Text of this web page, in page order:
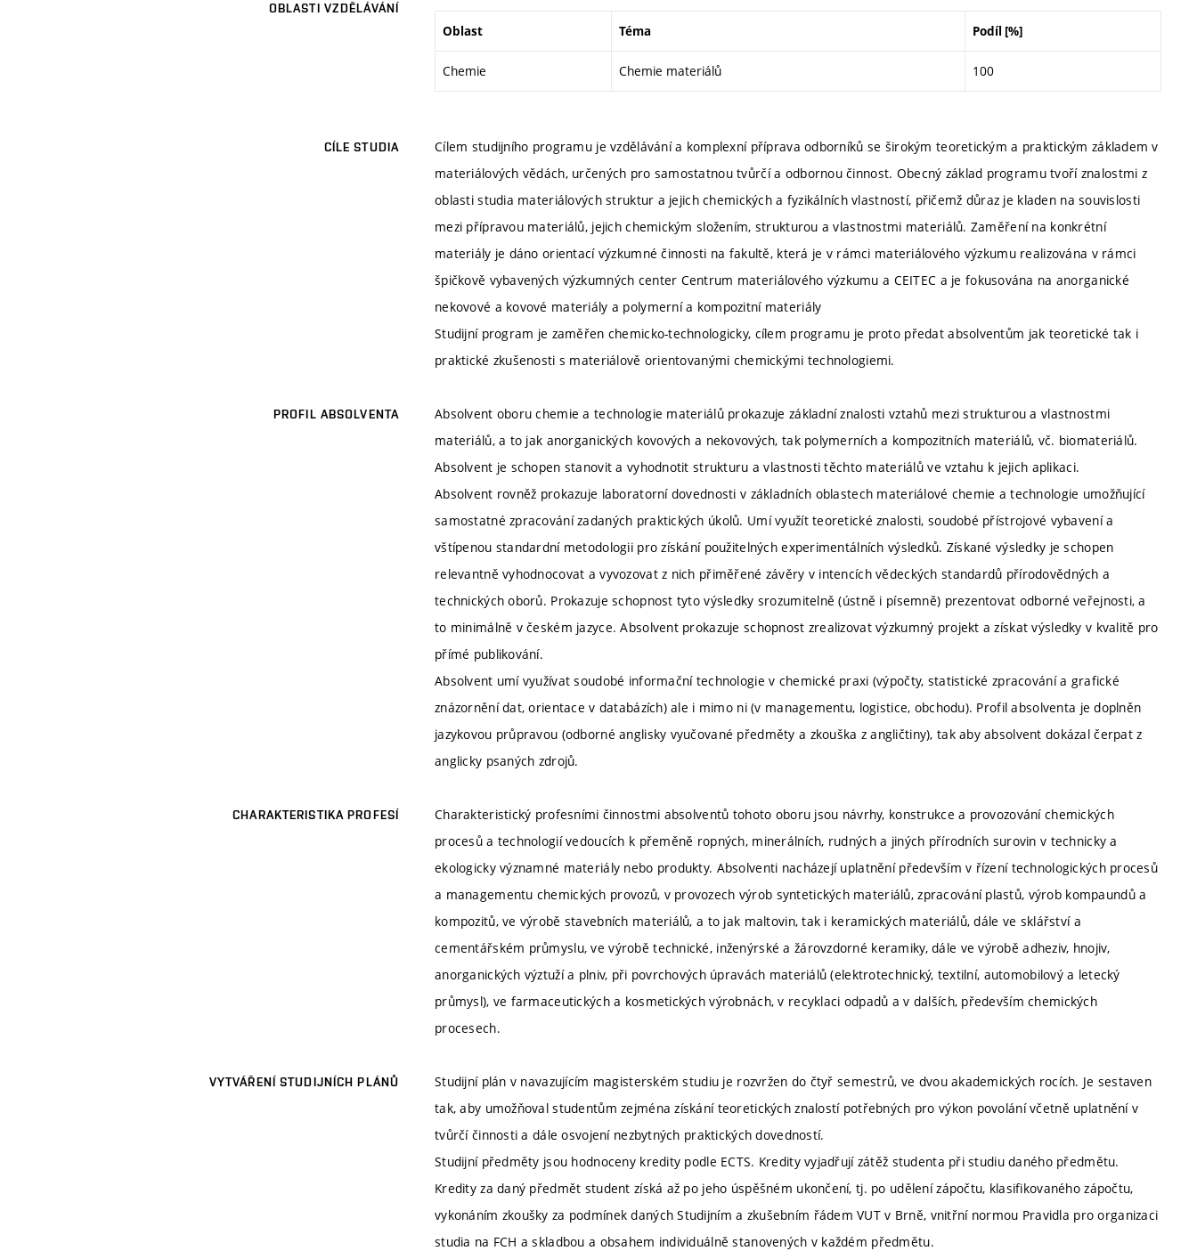
OBLASTI VZDĚLÁVÁNÍ
Oblast Téma Podíl [%]
Chemie Chemie materiálů 100
CÍLE STUDIA
Cílem studijního programu je vzdělávání a komplexní příprava odborníků se širokým teoretickým a praktickým základem v
materiálových vědách, určených pro samostatnou tvůrčí a odbornou činnost. Obecný základ programu tvoří znalostmi z
oblasti studia materiálových struktur a jejich chemických a fyzikálních vlastností, přičemž důraz je kladen na souvislosti
mezi přípravou materiálů, jejich chemickým složením, strukturou a vlastnostmi materiálů. Zaměření na konkrétní
materiály je dáno orientací výzkumné činnosti na fakultě, která je v rámci materiálového výzkumu realizována v rámci
špičkově vybavených výzkumných center Centrum materiálového výzkumu a CEITEC a je fokusována na anorganické
nekovové a kovové materiály a polymerní a kompozitní materiály
Studijní program je zaměřen chemicko-technologicky, cílem programu je proto předat absolventům jak teoretické tak i
praktické zkušenosti s materiálově orientovanými chemickými technologiemi.
PROFIL ABSOLVENTA
Absolvent oboru chemie a technologie materiálů prokazuje základní znalosti vztahů mezi strukturou a vlastnostmi
materiálů, a to jak anorganických kovových a nekovových, tak polymerních a kompozitních materiálů, vč. biomateriálů.
Absolvent je schopen stanovit a vyhodnotit strukturu a vlastnosti těchto materiálů ve vztahu k jejich aplikaci.
Absolvent rovněž prokazuje laboratorní dovednosti v základních oblastech materiálové chemie a technologie umožňující
samostatné zpracování zadaných praktických úkolů. Umí využít teoretické znalosti, soudobé přístrojové vybavení a
vštípenou standardní metodologii pro získání použitelných experimentálních výsledků. Získané výsledky je schopen
relevantně vyhodnocovat a vyvozovat z nich přiměřené závěry v intencích vědeckých standardů přírodovědných a
technických oborů. Prokazuje schopnost tyto výsledky srozumitelně (ústně i písemně) prezentovat odborné veřejnosti, a
to minimálně v českém jazyce. Absolvent prokazuje schopnost zrealizovat výzkumný projekt a získat výsledky v kvalitě pro
přímé publikování.
Absolvent umí využívat soudobé informační technologie v chemické praxi (výpočty, statistické zpracování a grafické
znázornění dat, orientace v databázích) ale i mimo ni (v managementu, logistice, obchodu). Profil absolventa je doplněn
jazykovou průpravou (odborné anglisky vyučované předměty a zkouška z angličtiny), tak aby absolvent dokázal čerpat z
anglicky psaných zdrojů.
CHARAKTERISTIKA PROFESÍ
Charakteristický profesními činnostmi absolventů tohoto oboru jsou návrhy, konstrukce a provozování chemických
procesů a technologií vedoucích k přeměně ropných, minerálních, rudných a jiných přírodních surovin v technicky a
ekologicky významné materiály nebo produkty. Absolventi nacházejí uplatnění především v řízení technologických procesů
a managementu chemických provozů, v provozech výrob syntetických materiálů, zpracování plastů, výrob kompaundů a
kompozitů, ve výrobě stavebních materiálů, a to jak maltovin, tak i keramických materiálů, dále ve sklářství a
cementářském průmyslu, ve výrobě technické, inženýrské a žárovzdorné keramiky, dále ve výrobě adheziv, hnojiv,
anorganických výztuží a plniv, při povrchových úpravách materiálů (elektrotechnický, textilní, automobilový a letecký
průmysl), ve farmaceutických a kosmetických výrobnách, v recyklaci odpadů a v dalších, především chemických
procesech.
VYTVÁŘENÍ STUDIJNÍCH PLÁNŮ
Studijní plán v navazujícím magisterském studiu je rozvržen do čtyř semestrů, ve dvou akademických rocích. Je sestaven
tak, aby umožňoval studentům zejména získání teoretických znalostí potřebných pro výkon povolání včetně uplatnění v
tvůrčí činnosti a dále osvojení nezbytných praktických dovedností.
Studijní předměty jsou hodnoceny kredity podle ECTS. Kredity vyjadřují zátěž studenta při studiu daného předmětu.
Kredity za daný předmět student získá až po jeho úspěšném ukončení, tj. po udělení zápočtu, klasifikovaného zápočtu,
vykonáním zkoušky za podmínek daných Studijním a zkušebním řádem VUT v Brně, vnitřní normou Pravidla pro organizaci
studia na FCH a skladbou a obsahem individuálně stanovených v každém předmětu.